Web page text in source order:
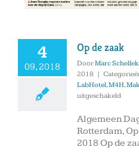
4
09, 2018
Op de zaak
DoorMarc
2018 |
LabHotel,M4H,
uitgeschakeld
de
zaak
Algemeen
Rotterdam,
2018 Op de